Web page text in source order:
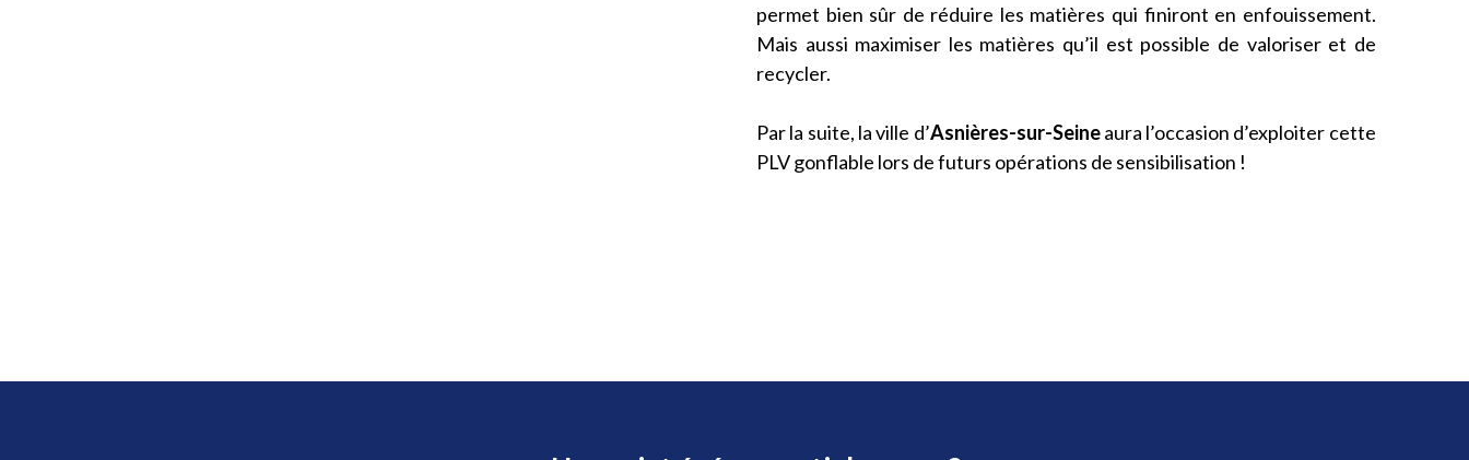
permet bien sûr de réduire les matières qui finiront en enfouissement.
Mais aussi maximiser les matières qu’il est possible de valoriser et de
recycler.
Par la suite, la ville d’Asnières-sur-Seineaura l’occasion d’exploiter cette
PLV gonflable lors de futurs opérations de sensibilisation !